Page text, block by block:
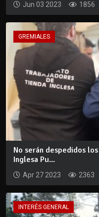
Jun 03 2023 1856
GREMIALES
No serán despedidos
Inglesa Pu...
Apr 27 2023 2363
INTERÉS GENERAL